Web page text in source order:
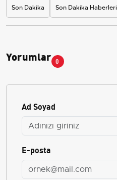
Son Dakika Son Dakika Haberleri
Yorumlar 0
Ad Soyad
E-posta